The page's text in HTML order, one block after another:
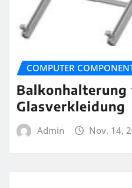
COMPUTER
Glasverkleidung
Admin Nov. 14,